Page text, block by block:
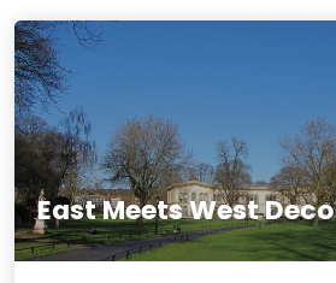
East Meets West Deco